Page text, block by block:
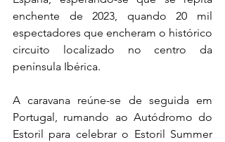
enchente de 2023, quando 20 mil
espectadores que encheram o histórico
circuito localizado no centro da
península Ibérica.
A caravana reúne-se de seguida em
Portugal, rumando ao Autódromo do
Estoril para celebrar o Estoril Summer